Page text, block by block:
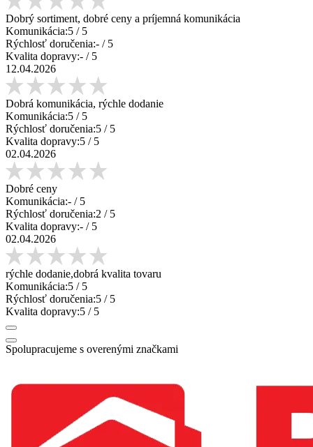
Dobrý sortiment, dobré ceny a príjemná komunikácia
Komunikácia:5 / 5
Rýchlosť doručenia:- / 5
Kvalita dopravy:- / 5
12.04.2026
Dobrá komunikácia, rýchle dodanie
Komunikácia:5 / 5
Rýchlosť doručenia:5 / 5
Kvalita dopravy:5 / 5
02.04.2026
Dobré ceny
Komunikácia:- / 5
Rýchlosť doručenia:2 / 5
Kvalita dopravy:- / 5
02.04.2026
rýchle dodanie,dobrá kvalita tovaru
Komunikácia:5 / 5
Rýchlosť doručenia:5 / 5
Kvalita dopravy:5 / 5
Spolupracujeme s overenými značkami